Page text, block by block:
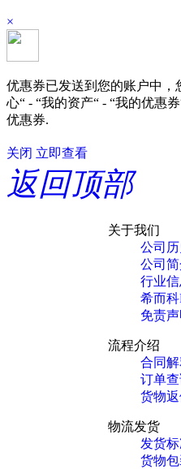
×
优惠券已发送到您的账户中，
心“ - “我的资产“ - “我的优惠
优惠券.
关闭 立即查看
返回顶部
关于我们
公司历
公司
行业信
希而
免责声
流程介绍
合同
订单
货物
物流发货
发货
货物